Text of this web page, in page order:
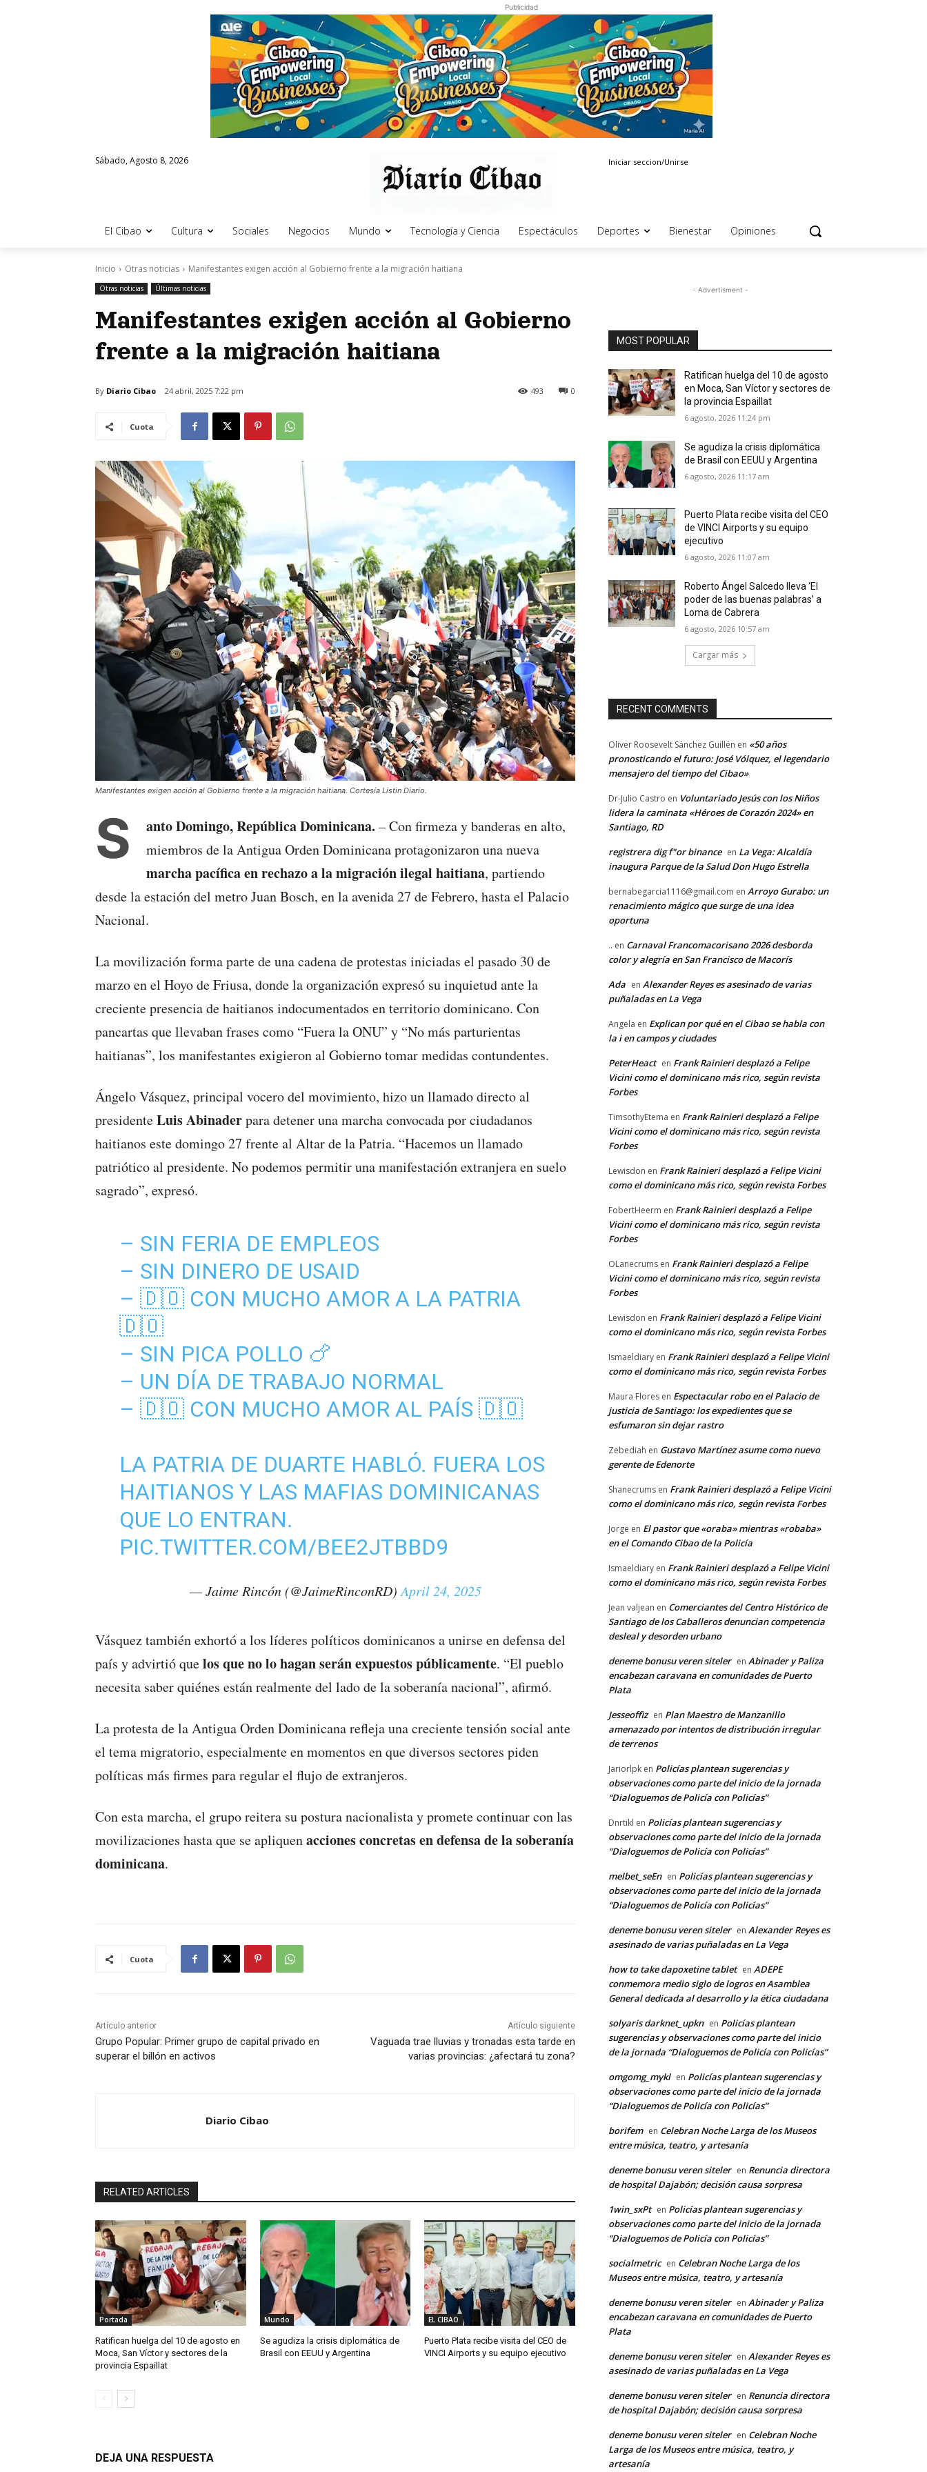
Publicidad
Sábado, Agosto 8, 2026 Iniciar seccion/Unirse
El Cibao Cultura Sociales Negocios Mundo Tecnología y Ciencia Espectáculos Deportes Bienestar Opiniones
Inicio Otras noticias Manifestantes exigen acción al Gobierno frente a la migración haitiana
Otras noticias Últimas noticias
Manifestantes exigen acción al Gobierno
frente a la migración haitiana
By Diario Cibao 24 abril, 2025 7:22 pm 0
493
Cuota
Manifestantes exigen acción al Gobierno frente a la migración haitiana. Cortesía Listin Diario.
S anto Domingo, República Dominicana. – Con firmeza y banderas en alto,
miembros de la Antigua Orden Dominicana protagonizaron una nueva
marcha pacífica en rechazo a la migración ilegal haitiana, partiendo
desde la estación del metro Juan Bosch, en la avenida 27 de Febrero, hasta el Palacio
Nacional.
La movilización forma parte de una cadena de protestas iniciadas el pasado 30 de
marzo en el Hoyo de Friusa, donde la organización expresó su inquietud ante la
creciente presencia de haitianos indocumentados en territorio dominicano. Con
pancartas que llevaban frases como “Fuera la ONU” y “No más parturientas
haitianas”, los manifestantes exigieron al Gobierno tomar medidas contundentes.
Ángelo Vásquez, principal vocero del movimiento, hizo un llamado directo al
presidenteLuis Abinaderpara detener una marcha convocada por ciudadanos
haitianos este domingo 27 frente al Altar de la Patria. “Hacemos un llamado
patriótico al presidente. No podemos permitir una manifestación extranjera en suelo
sagrado”, expresó.
– SIN FERIA DE EMPLEOS
– SIN DINERO DE USAID
– 🇩🇴 CON MUCHO AMOR A LA PATRIA
🇩🇴
– SIN PICA POLLO 🍗
– UN DÍA DE TRABAJO NORMAL
– 🇩🇴 CON MUCHO AMOR AL PAÍS 🇩🇴
LA PATRIA DE DUARTE HABLÓ. FUERA LOS
HAITIANOS Y LAS MAFIAS DOMINICANAS
QUE LO ENTRAN.
PIC.TWITTER.COM/BEE2JTBBD9
— Jaime Rincón (@JaimeRinconRD) April 24, 2025
Vásquez también exhortó a los líderes políticos dominicanos a unirse en defensa del
país y advirtió quelos que no lo hagan serán expuestos públicamente. “El pueblo
necesita saber quiénes están realmente del lado de la soberanía nacional”, afirmó.
La protesta de la Antigua Orden Dominicana refleja una creciente tensión social ante
el tema migratorio, especialmente en momentos en que diversos sectores piden
políticas más firmes para regular el flujo de extranjeros.
Con esta marcha, el grupo reitera su postura nacionalista y promete continuar con las
movilizaciones hasta que se apliquenacciones concretas en defensa de la soberanía
dominicana.
Cuota
Artículo anterior
Grupo Popular: Primer grupo de capital privado en
superar el billón en activos
Artículo siguiente
Vaguada trae lluvias y tronadas esta tarde en
varias provincias: ¿afectará tu zona?
Diario Cibao
RELATED ARTICLES
Portada
Ratifican huelga del 10 de agosto en
Moca, San Víctor y sectores de la
provincia Espaillat
Mundo
Se agudiza la crisis diplomática de
Brasil con EEUU y Argentina
EL CIBAO
Puerto Plata recibe visita del CEO de
VINCI Airports y su equipo ejecutivo
DEJA UNA RESPUESTA
- Advertisment -
MOST POPULAR
Ratifican huelga del 10 de agosto
en Moca, San Víctor y sectores de
la provincia Espaillat
6 agosto, 2026 11:24 pm
Se agudiza la crisis diplomática
de Brasil con EEUU y Argentina
6 agosto, 2026 11:17 am
Puerto Plata recibe visita del CEO
de VINCI Airports y su equipo
ejecutivo
6 agosto, 2026 11:07 am
Roberto Ángel Salcedo lleva ‘El
poder de las buenas palabras’ a
Loma de Cabrera
6 agosto, 2026 10:57 am
Cargar más
RECENT COMMENTS
Oliver Roosevelt Sánchez Guillén en «50 años
pronosticando el futuro: José Vólquez, el legendario
mensajero del tiempo del Cibao»
Dr-Julio Castro en Voluntariado Jesús con los Niños
lidera la caminata «Héroes de Corazón 2024» en
Santiago, RD
registrera dig f"or binance en La Vega: Alcaldía
inaugura Parque de la Salud Don Hugo Estrella
bernabegarcia1116@gmail.com en Arroyo Gurabo: un
renacimiento mágico que surge de una idea
oportuna
.. en Carnaval Francomacorisano 2026 desborda
color y alegría en San Francisco de Macorís
Ada en Alexander Reyes es asesinado de varias
puñaladas en La Vega
Angela en Explican por qué en el Cibao se habla con
la i en campos y ciudades
PeterHeact en Frank Rainieri desplazó a Felipe
Vicini como el dominicano más rico, según revista
Forbes
TimsothyEtema en Frank Rainieri desplazó a Felipe
Vicini como el dominicano más rico, según revista
Forbes
Lewisdon en Frank Rainieri desplazó a Felipe Vicini
como el dominicano más rico, según revista Forbes
FobertHeerm en Frank Rainieri desplazó a Felipe
Vicini como el dominicano más rico, según revista
Forbes
OLanecrums en Frank Rainieri desplazó a Felipe
Vicini como el dominicano más rico, según revista
Forbes
Lewisdon en Frank Rainieri desplazó a Felipe Vicini
como el dominicano más rico, según revista Forbes
Ismaeldiary en Frank Rainieri desplazó a Felipe Vicini
como el dominicano más rico, según revista Forbes
Maura Flores en Espectacular robo en el Palacio de
justicia de Santiago: los expedientes que se
esfumaron sin dejar rastro
Zebediah en Gustavo Martínez asume como nuevo
gerente de Edenorte
Shanecrums en Frank Rainieri desplazó a Felipe Vicini
como el dominicano más rico, según revista Forbes
Jorge en El pastor que «oraba» mientras «robaba»
en el Comando Cibao de la Policía
Ismaeldiary en Frank Rainieri desplazó a Felipe Vicini
como el dominicano más rico, según revista Forbes
Jean valjean en Comerciantes del Centro Histórico de
Santiago de los Caballeros denuncian competencia
desleal y desorden urbano
deneme bonusu veren siteler en Abinader y Paliza
encabezan caravana en comunidades de Puerto
Plata
Jesseoffiz en Plan Maestro de Manzanillo
amenazado por intentos de distribución irregular
de terrenos
Jariorlpk en Policías plantean sugerencias y
observaciones como parte del inicio de la jornada
“Dialoguemos de Policía con Policías”
Dnrtikl en Policías plantean sugerencias y
observaciones como parte del inicio de la jornada
“Dialoguemos de Policía con Policías”
melbet_seEn en Policías plantean sugerencias y
observaciones como parte del inicio de la jornada
“Dialoguemos de Policía con Policías”
deneme bonusu veren siteler en Alexander Reyes es
asesinado de varias puñaladas en La Vega
how to take dapoxetine tablet en ADEPE
conmemora medio siglo de logros en Asamblea
General dedicada al desarrollo y la ética ciudadana
solyaris darknet_upkn en Policías plantean
sugerencias y observaciones como parte del inicio
de la jornada “Dialoguemos de Policía con Policías”
omgomg_mykl en Policías plantean sugerencias y
observaciones como parte del inicio de la jornada
“Dialoguemos de Policía con Policías”
borifem en Celebran Noche Larga de los Museos
entre música, teatro, y artesanía
deneme bonusu veren siteler en Renuncia directora
de hospital Dajabón; decisión causa sorpresa
1win_sxPt en Policías plantean sugerencias y
observaciones como parte del inicio de la jornada
“Dialoguemos de Policía con Policías”
socialmetric en Celebran Noche Larga de los
Museos entre música, teatro, y artesanía
deneme bonusu veren siteler en Abinader y Paliza
encabezan caravana en comunidades de Puerto
Plata
deneme bonusu veren siteler en Alexander Reyes es
asesinado de varias puñaladas en La Vega
deneme bonusu veren siteler en Renuncia directora
de hospital Dajabón; decisión causa sorpresa
deneme bonusu veren siteler en Celebran Noche
Larga de los Museos entre música, teatro, y
artesanía